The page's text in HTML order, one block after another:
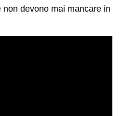
devono mai mancare in